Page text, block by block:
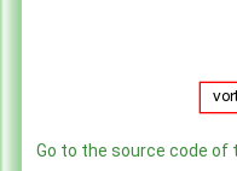
Go to the source code of